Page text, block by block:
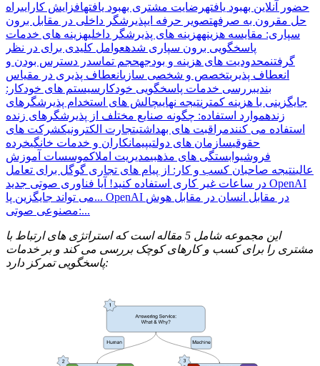
حضور آنلاین بهبود یافتهرضایت مشتری بهبود یافتهافزایش کاراییراه
حل مقرون به صرفهتصویر حرفه ایپذیرشگر داخلی در مقابل برون
سپاری: مقایسه هزینههزینه های پذیرشگر داخلیهزینه های خدمات
پاسخگویی برون سپاری شدهعوامل کلیدی برای در نظر
گرفتنمحدودیت های هزینه و بودجهحجم تماسدر دسترس بودن و
انعطاف پذیریتخصص و شخصی سازیانعطاف پذیری در مقیاس
بندیبررسی خدمات پاسخگویی خودکار سیستم های خودکار:
جایگزینی با هزینه کمتر نتیجه نهاییچالش های استخدام پذیرشگرهای
زندهموارد استفاده: چگونه صنایع مختلف از پذیرشگرهای زنده
استفاده می کنندمراقبت های بهداشتیتجارت الکترونیکشرکت های
حقوقیسازمان های دولتیپیمانکاران و خدمات خانگیخرده
فروشیوابستگی های مذهبیمدیریت املاکموسسات آموزش
عالینتیجه صاحبان کسب و کار: از پیام های تجاری گوگل برای تعامل
در ساعات غیر کاری استفاده کنید! آیا فناوری صوتی جدید OpenAI
می تواند جایگزین پا... OpenAI در مقابل انسان در مقابل هوش
مصنوعی صوتی:...
این مجموعه شامل 5 مقاله است که استراتژی های ارتباط با
مشتری را برای کسب و کارهای کوچک بررسی می کند و بر خدمات
پاسخگویی تمرکز دارد: